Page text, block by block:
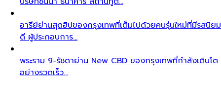
อารีย์ย่านสุดฮิปของกรุงเทพที่เต็มไปด้วยคนรุ่นใหม่ที่มีรสนิยม
ดี ผู้ประกอบการ…
พระราม 9-รัชดาย่าน New CBD ของกรุงเทพที่กำลังเติบโต
อย่างรวดเร็ว…